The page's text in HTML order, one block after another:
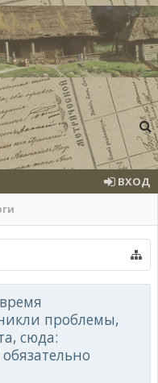
ВХОД
проблемы,
сюда: